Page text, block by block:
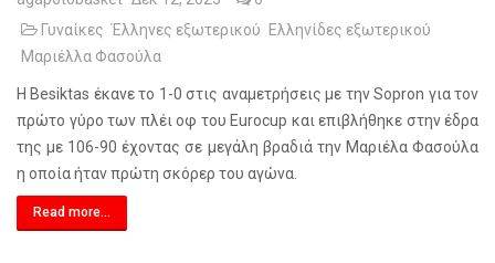
Γυναίκες Έλληνες εξωτερικού
Ελληνίδες εξωτερικού
Μαριέλλα Φασούλα
Η Besiktas έκανε το 1-0 στις αναμετρήσεις με την Sopron για τον
πρώτο γύρο των πλέι οφ του Eurocup και επιβλήθηκε στην έδρα
της με 106-90 έχοντας σε μεγάλη βραδιά την Μαριέλα Φασούλα
η οποία ήταν πρώτη σκόρερ του αγώνα.
Read more...